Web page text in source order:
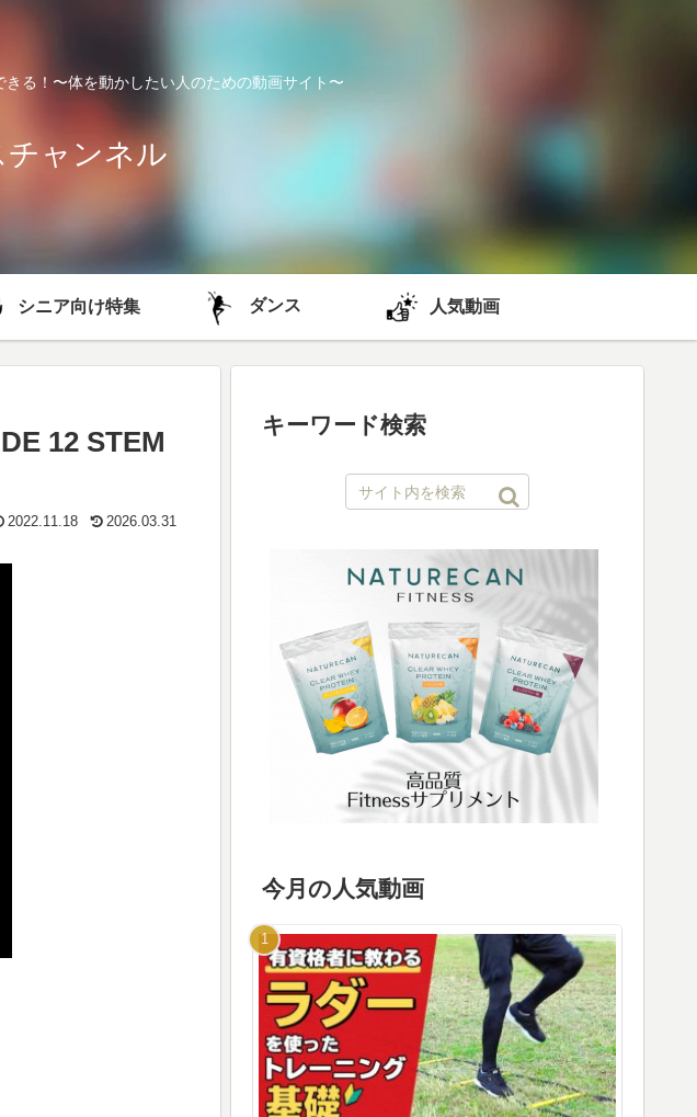
る！〜体を動かしたい人のための動画サイト〜
ャンネル
シニア向け特集 ダンス 人気動画
12 STEM
2022.11.18 2026.03.31
キーワード検索
今月の人気動画